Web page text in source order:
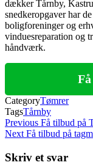
dækker Tårnby,
snedkeropgaver har
boligforeninger og
vinduesreparation og
håndværk.
CategoryTømrer
TagsTårnby
Previous
Post
Previous Få tilbud på
Next
Next Få tilbud på
Skriv et svar